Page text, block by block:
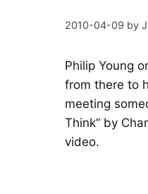
2010-04-09 by
Philip Young
from there to
meeting
Think” by
video.